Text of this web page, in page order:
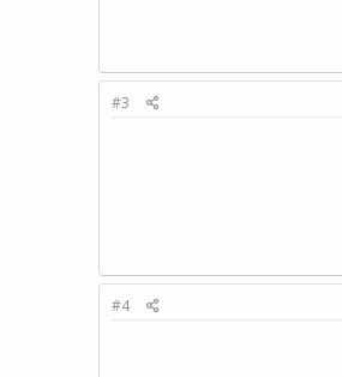
#3
#4